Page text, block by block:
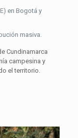
en Bogotá y
masiva.
Cundinamarca
campesina y
el territorio.